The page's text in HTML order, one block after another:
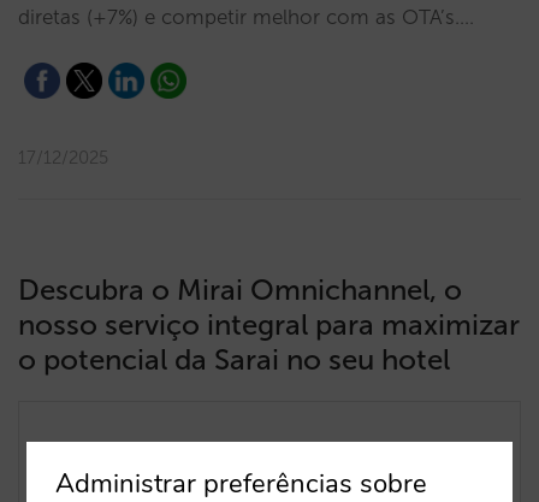
diretas (+7%) e competir melhor com as OTA’s.…
17/12/2025
Descubra o Mirai Omnichannel, o
nosso serviço integral para maximizar
o potencial da Sarai no seu hotel
Administrar preferências sobre